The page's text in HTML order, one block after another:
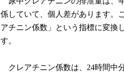
係していて、個人差があります。
アチニン係数」という指標に変換
す。
クレアチニン係数は、24時間中